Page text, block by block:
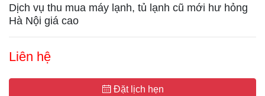
Dịch vụ thu mua máy lạnh, tủ lạnh cũ mới hư hỏng
Hà Nội giá cao
Liên hệ
Đặt lịch hẹn